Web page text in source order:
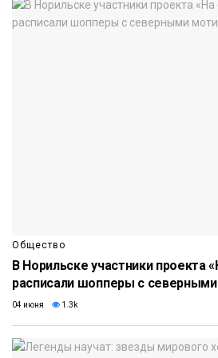
Общество
В Норильске участники проекта
расписали шопперы с
04 июня 1.3k